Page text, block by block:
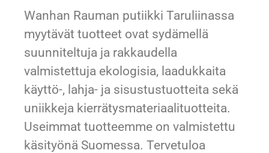
Wanhan Rauman putiikki Taruliinassa
myytävät tuotteet ovat sydämellä
suunniteltuja ja rakkaudella
valmistettuja ekologisia, laadukkaita
käyttö-, lahja- ja sisustustuotteita sekä
uniikkeja kierrätysmateriaalituotteita.
Useimmat tuotteemme on valmistettu
käsityönä Suomessa. Tervetuloa